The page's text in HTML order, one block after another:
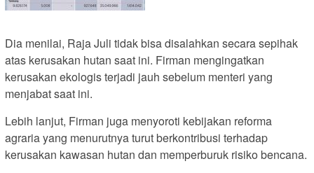
Dia menilai, Raja Juli tidak bisa disalahkan secara sepihak
atas kerusakan hutan saat ini. Firman mengingatkan
kerusakan ekologis terjadi jauh sebelum menteri yang
menjabat saat ini.
Lebih lanjut, Firman juga menyoroti kebijakan reforma
agraria yang menurutnya turut berkontribusi terhadap
kerusakan kawasan hutan dan memperburuk risiko bencana.